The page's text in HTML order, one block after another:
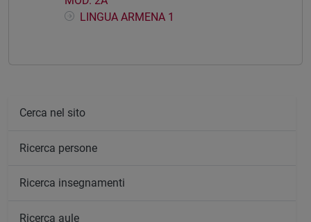
LINGUA ARMENA 1
Cerca nel sito
Ricerca persone
Ricerca insegnamenti
Ricerca aule